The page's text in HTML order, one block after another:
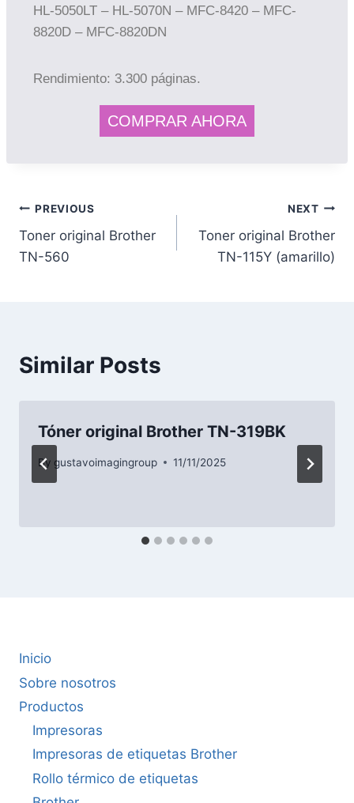
HL-5050LT – HL-5070N – MFC-8420 – MFC-
8820D – MFC-8820DN
Rendimiento: 3.300 páginas.
COMPRAR AHORA
PREVIOUS
Toner original Brother
TN-560
NEXT
Toner original Brother
TN-115Y (amarillo)
Similar Posts
Tóner original Brother TN-319BK
By gustavoimagingroup 11/11/2025
Inicio
Sobre nosotros
Productos
Impresoras
Impresoras de etiquetas Brother
Rollo térmico de etiquetas